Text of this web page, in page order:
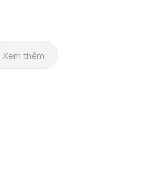
Xem thêm